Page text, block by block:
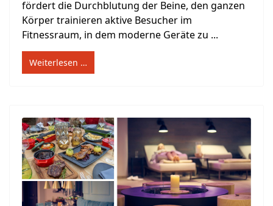
fördert die Durchblutung der Beine, den ganzen
Körper trainieren aktive Besucher im
Fitnessraum, in dem moderne Geräte zu ...
Weiterlesen …